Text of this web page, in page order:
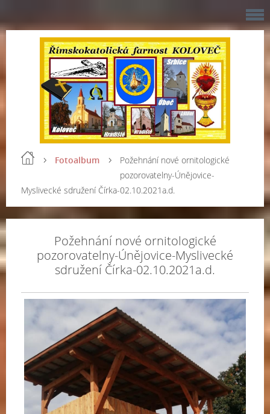
Fotoalbum
Požehnání nové ornitologické
pozorovatelny-Únějovice-
Myslivecké sdružení Čírka-02.10.2021a.d.
Požehnání nové ornitologické
pozorovatelny-Únějovice-Myslivecké
sdružení Čírka-02.10.2021a.d.